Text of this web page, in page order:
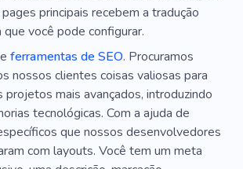
principais recebem a tradução
que você pode configurar.
ferramentas de SEO. Procuramos
nossos clientes coisas valiosas para
projetos mais avançados, introduzindo
tecnológicas. Com a ajuda de
que nossos desenvolvedores
com layouts. Você tem um meta